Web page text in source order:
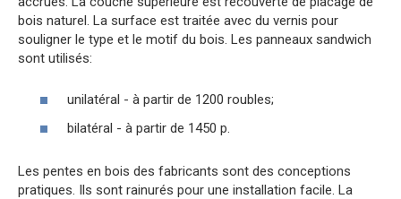
bois naturel. La surface est traitée avec du vernis pour
souligner le type et le motif du bois. Les panneaux sandwich
sont utilisés:
unilatéral - à partir de 1200 roubles;
bilatéral - à partir de 1450 p.
Les pentes en bois des fabricants sont des conceptions
pratiques. Ils sont rainurés pour une installation facile. La